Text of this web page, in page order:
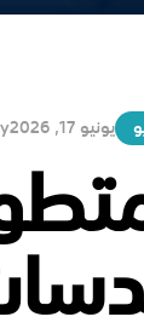
يونيو 17, 2026